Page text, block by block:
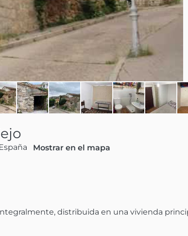
Mostrar en el mapa
distribuida en una vivienda